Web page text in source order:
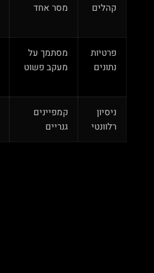
קהלים מסר אחד
פרטיות
נתונים
מסתמך על
מעקב פשוט
ניסיון
רלוונטי
קמפיינים
גנריים